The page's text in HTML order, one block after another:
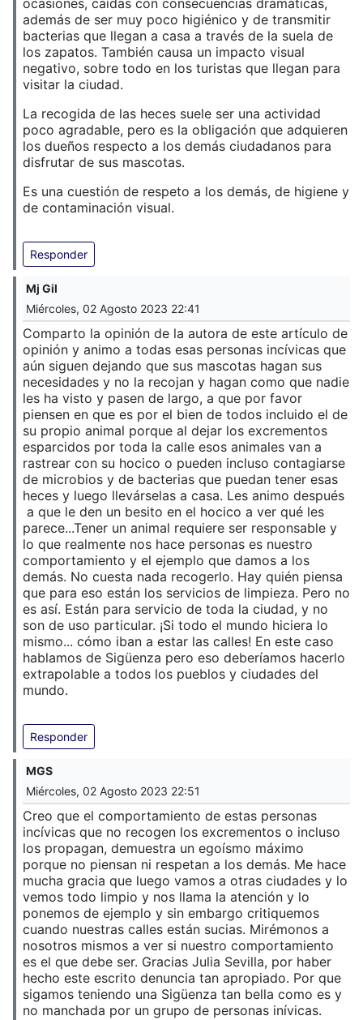
ocasiones, caídas con consecuencias dramáticas,
además de ser muy poco higiénico y de transmitir
bacterias que llegan a casa a través de la suela de
los zapatos. También causa un impacto visual
negativo, sobre todo en los turistas que llegan para
visitar la ciudad.
La recogida de las heces suele ser una actividad
poco agradable, pero es la obligación que adquieren
los dueños respecto a los demás ciudadanos para
disfrutar de sus mascotas.
Es una cuestión de respeto a los demás, de higiene y
de contaminación visual.
Responder
Mj Gil
Miércoles, 02 Agosto 2023 22:41
Comparto la opinión de la autora de este artículo de
opinión y animo a todas esas personas incívicas que
aún siguen dejando que sus mascotas hagan sus
necesidades y no la recojan y hagan como que nadie
les ha visto y pasen de largo, a que por favor
piensen en que es por el bien de todos incluido el de
su propio animal porque al dejar los excrementos
esparcidos por toda la calle esos animales van a
rastrear con su hocico o pueden incluso contagiarse
de microbios y de bacterias que puedan tener esas
heces y luego llevárselas a casa. Les animo después
a que le den un besito en el hocico a ver qué les
parece...Tener un animal requiere ser responsable y
lo que realmente nos hace personas es nuestro
comportamiento y el ejemplo que damos a los
demás. No cuesta nada recogerlo. Hay quién piensa
que para eso están los servicios de limpieza. Pero no
es así. Están para servicio de toda la ciudad, y no
son de uso particular. ¡Si todo el mundo hiciera lo
mismo... cómo iban a estar las calles! En este caso
hablamos de Sigüenza pero eso deberíamos hacerlo
extrapolable a todos los pueblos y ciudades del
mundo.
Responder
MGS
Miércoles, 02 Agosto 2023 22:51
Creo que el comportamiento de estas personas
incívicas que no recogen los excrementos o incluso
los propagan, demuestra un egoísmo máximo
porque no piensan ni respetan a los demás. Me hace
mucha gracia que luego vamos a otras ciudades y lo
vemos todo limpio y nos llama la atención y lo
ponemos de ejemplo y sin embargo critiquemos
cuando nuestras calles están sucias. Mirémonos a
nosotros mismos a ver si nuestro comportamiento
es el que debe ser. Gracias Julia Sevilla, por haber
hecho este escrito denuncia tan apropiado. Por que
sigamos teniendo una Sigüenza tan bella como es y
no manchada por un grupo de personas inívicas.